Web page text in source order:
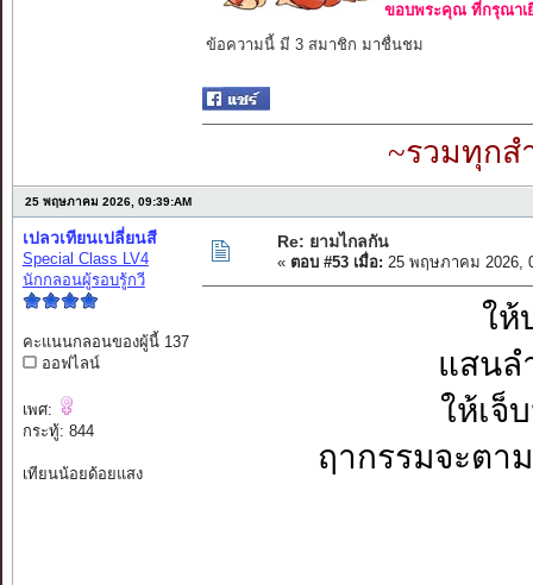
ขอบพระคุณ ที่กรุณาเ
ข้อความนี้ มี 3 สมาชิก มาชื่นชม
~รวมทุกส
25 พฤษภาคม 2026, 09:39:AM
เปลวเทียนเปลี่ยนสี
Special Class LV4
นักกลอนผู้รอบรู้กวี
คะแนนกลอนของผู้นี้ 137
ออฟไลน์
เพศ:
กระทู้: 844
เทียนน้อยด้อยแสง
Re: ยามไกลกัน
« ตอบ #53 เมื่อ: 25 พฤษภาคม 2026,
ให้
แสนล
ให้เจ็
ฤากรรมจะตา